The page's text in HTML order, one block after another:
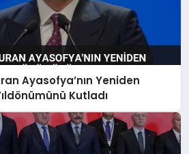
Ayasofya’nın Yeniden
Kutladı